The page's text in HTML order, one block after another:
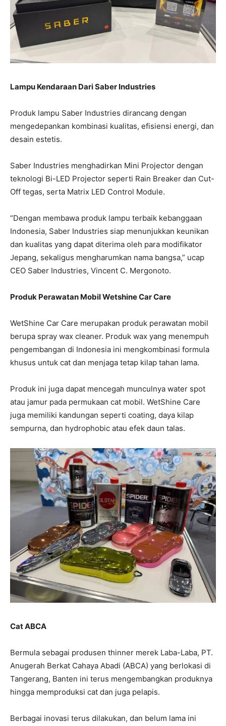
Lampu Kendaraan Dari Saber Industries
Produk lampu Saber Industries dirancang dengan
mengedepankan kombinasi kualitas, efisiensi energi, dan
desain estetis.
Saber Industries menghadirkan Mini Projector dengan
teknologi Bi-LED Projector seperti Rain Breaker dan Cut-
Off tegas, serta Matrix LED Control Module.
“Dengan membawa produk lampu terbaik kebanggaan
Indonesia, Saber Industries siap menunjukkan keunikan
dan kualitas yang dapat diterima oleh para modifikator
Jepang, sekaligus mengharumkan nama bangsa,” ucap
CEO Saber Industries, Vincent C. Mergonoto.
Produk Perawatan Mobil Wetshine Car Care
WetShine Car Care merupakan produk perawatan mobil
berupa spray wax cleaner. Produk wax yang menempuh
pengembangan di Indonesia ini mengkombinasi formula
khusus untuk cat dan menjaga tetap kilap tahan lama.
Produk ini juga dapat mencegah munculnya water spot
atau jamur pada permukaan cat mobil. WetShine Care
juga memiliki kandungan seperti coating, daya kilap
sempurna, dan hydrophobic atau efek daun talas.
Cat ABCA
Bermula sebagai produsen thinner merek Laba-Laba, PT.
Anugerah Berkat Cahaya Abadi (ABCA) yang berlokasi di
Tangerang, Banten ini terus mengembangkan produknya
hingga memproduksi cat dan juga pelapis.
Berbagai inovasi terus dilakukan, dan belum lama ini